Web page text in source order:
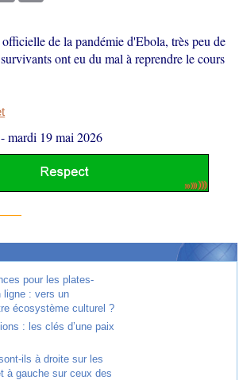
de la pandémie d'Ebola, très peu de
ont eu du mal à reprendre le cours
-mardi 19 mai 2026
pour les plates-
ligne : vers un
écosystème culturel ?
: les clés d’une paix
ils à droite sur les
à gauche sur ceux des